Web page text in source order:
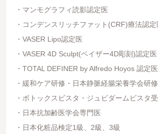
マンモグラフィ読影認定医
コンデンスリッチファット(CRF)療法認定
VASER Lipo認定医
VASER 4D Sculpt(ベイザー4D彫刻)認定医
TOTAL DEFINER by Alfredo Hoyos 認定医
緩和ケア研修・日本静脈経腸栄養学会研
ボトックスビスタ・ジュビダームビスタ
日本抗加齢医学会専門医
日本化粧品検定1級、2級、3級